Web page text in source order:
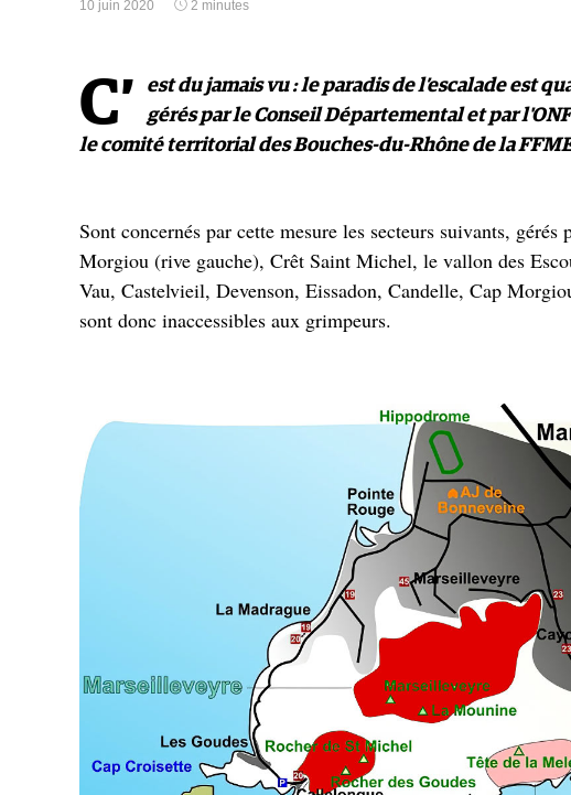
10 juin 2020 2 minutes
C’
est du jamais vu : le paradis de l’escalade est
gérés par le Conseil Départemental et par
le comité territorial des Bouches-du-Rhône de la
Sont concernés par cette mesure les secteurs suivants,
Morgiou (rive gauche), Crêt Saint Michel, le vallon des
Vau, Castelvieil, Devenson, Eissadon, Candelle, Cap
sont donc inaccessibles aux grimpeurs.